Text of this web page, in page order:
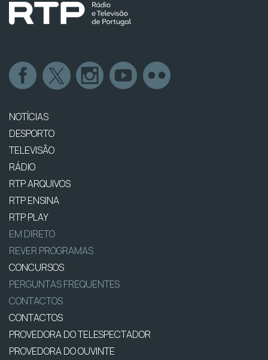
NOTÍCIAS
DESPORTO
TELEVISÃO
RÁDIO
RTP ARQUIVOS
RTP ENSINA
RTP PLAY
EM DIRETO
REVER PROGRAMAS
CONCURSOS
PERGUNTAS FREQUENTES
CONTACTOS
CONTACTOS
PROVEDORA DO TELESPECTADOR
PROVEDORA DO OUVINTE